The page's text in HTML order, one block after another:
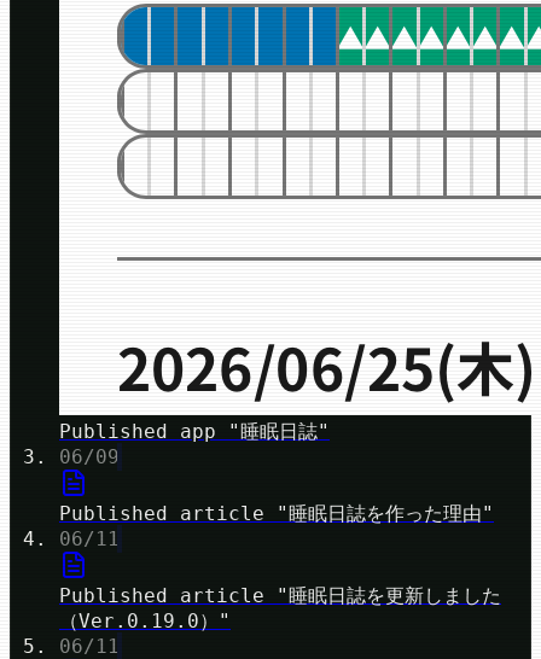
Published app "睡眠日誌"
06/09
Published article "睡眠日誌を作った理由"
06/11
Published article "睡眠日誌を更新しました
（Ver.0.19.0）"
06/11